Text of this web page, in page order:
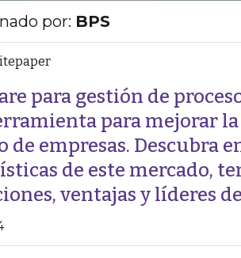
por: BPS
para gestión de
para mejorar
de empresas. Descubra
de este mercado,
ventajas y líderes